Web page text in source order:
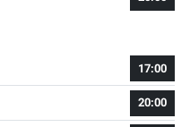
17:00
20:00